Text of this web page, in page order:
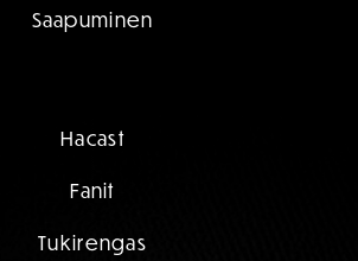
Saapuminen
Hacast
Fanit
Tukirengas